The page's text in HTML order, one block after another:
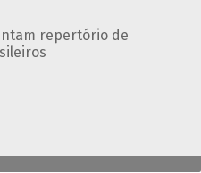
repertório de